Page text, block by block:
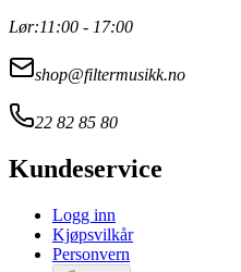
Lør:11:00 - 17:00
shop@filtermusikk.no
22 82 85 80
Kundeservice
Logg inn
Kjøpsvilkår
Personvern